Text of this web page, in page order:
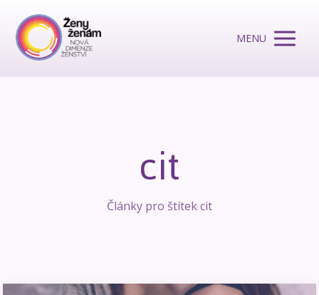
MENU
cit
Články pro štítek cit